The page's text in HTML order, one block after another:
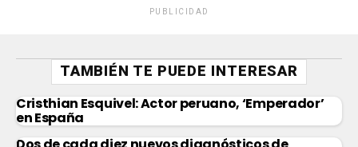
PUBLICIDAD
TAMBIÉN TE PUEDE INTERESAR
Cristhian Esquivel: Actor peruano, ‘Emperador’
en España